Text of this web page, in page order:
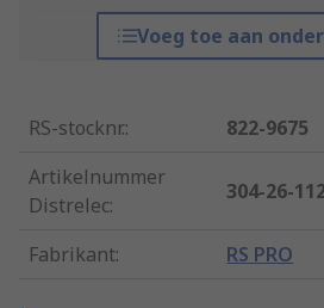
Voeg toe aan
RS-stocknr.:
822-9675
Artikelnummer
Distrelec:
304-26-
Fabrikant: RS PRO